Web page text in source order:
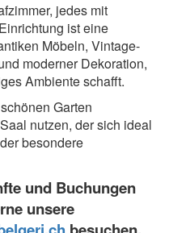
jedes mit
isteine
Möbeln, Vintage-
moderner Dekoration,
Ambiente schafft.
Garten
nutzen, dersich ideal
besondere
und Buchungen
unsere